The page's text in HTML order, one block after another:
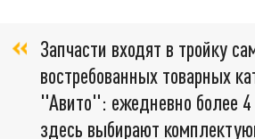
Запчасти входят в тройку
востребованных товарных
"Авито": ежедневно более
здесь выбирают